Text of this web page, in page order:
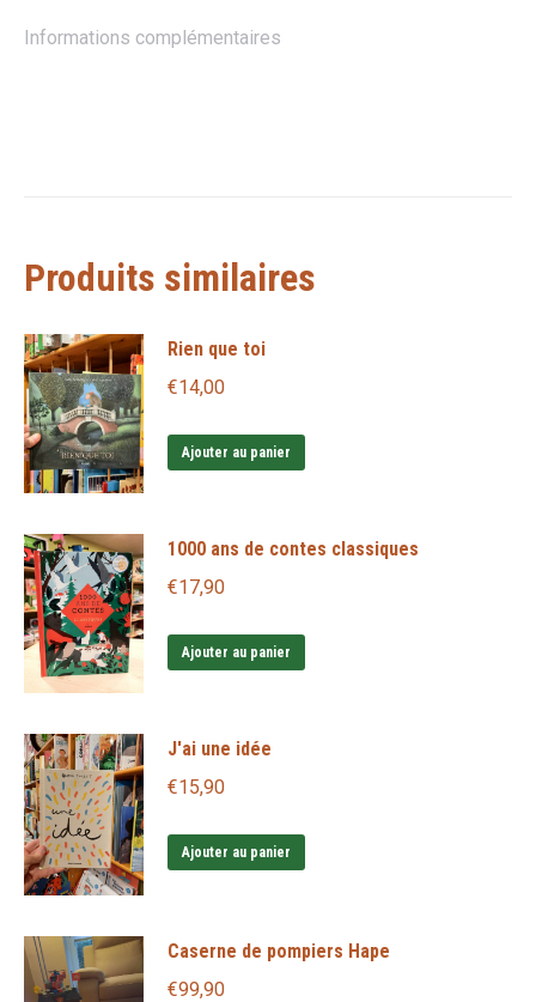
Informations complémentaires
Produits similaires
Rien que toi
€14,00
Ajouter au panier
1000 ans de contes classiques
€17,90
Ajouter au panier
J'ai une idée
€15,90
Ajouter au panier
Caserne de pompiers Hape
€99,90